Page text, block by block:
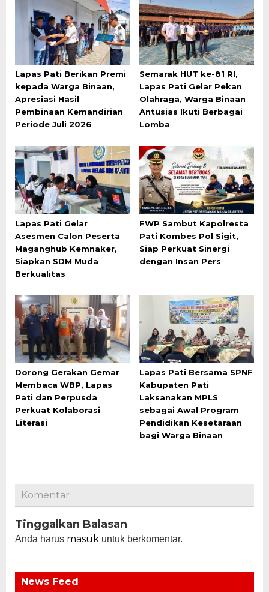
Lapas Pati Berikan Premi
kepada Warga Binaan,
Apresiasi Hasil
Pembinaan Kemandirian
Periode Juli 2026
Semarak HUT ke-81 RI,
Lapas Pati Gelar Pekan
Olahraga, Warga Binaan
Antusias Ikuti Berbagai
Lomba
Lapas Pati Gelar
Asesmen Calon Peserta
Maganghub Kemnaker,
Siapkan SDM Muda
Berkualitas
FWP Sambut Kapolresta
Pati Kombes Pol Sigit,
Siap Perkuat Sinergi
dengan Insan Pers
Dorong Gerakan Gemar
Membaca WBP, Lapas
Pati dan Perpusda
Perkuat Kolaborasi
Literasi
Lapas Pati Bersama SPNF
Kabupaten Pati
Laksanakan MPLS
sebagai Awal Program
Pendidikan Kesetaraan
bagi Warga Binaan
Komentar
Tinggalkan Balasan
Anda harus masuk untuk berkomentar.
News Feed